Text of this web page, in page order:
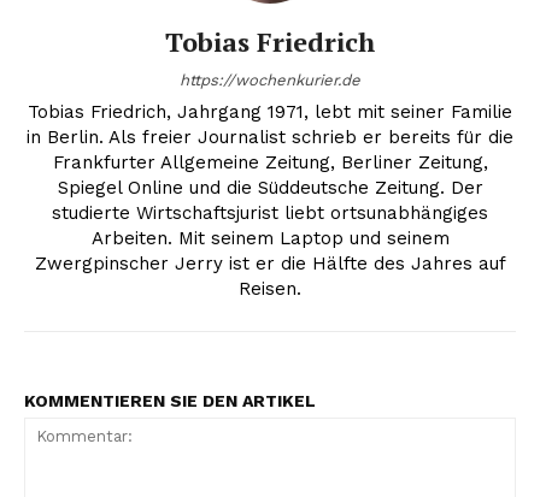
NEWSLETTER ABONNIEREN
Inhalte
Tobias Friedrich
https://wochenkurier.de
Tobias Friedrich, Jahrgang 1971, lebt mit seiner Familie
in Berlin. Als freier Journalist schrieb er bereits für die
Frankfurter Allgemeine Zeitung, Berliner Zeitung,
Spiegel Online und die Süddeutsche Zeitung. Der
studierte Wirtschaftsjurist liebt ortsunabhängiges
Arbeiten. Mit seinem Laptop und seinem
Zwergpinscher Jerry ist er die Hälfte des Jahres auf
Reisen.
KOMMENTIEREN SIE DEN ARTIKEL